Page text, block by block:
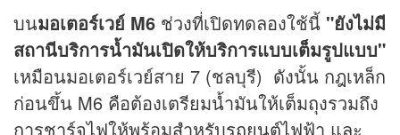
บนมอเตอร์เวย์ M6 ช่วงที่เปิดทดลองใช้นี้ "ยังไม่มี
สถานีบริการน้ำมันเปิดให้บริการแบบเต็มรูปแบบ"
เหมือนมอเตอร์เวย์สาย 7 (ชลบุรี) ดังนั้น กฎเหล็ก
ก่อนขึ้น M6 คือต้องเตรียมน้ำมันให้เต็มถุงรวมถึง
การชาร์จไฟให้พร้อมสำหรับรถยนต์ไฟฟ้า และ